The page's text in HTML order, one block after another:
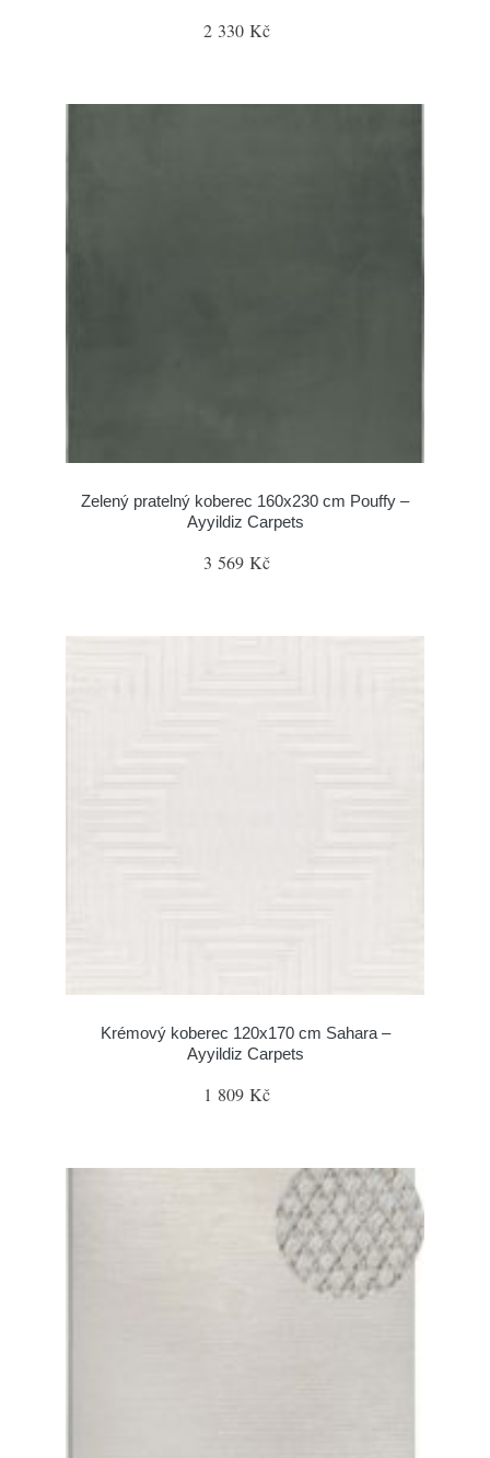
2 330 Kč
Zelený pratelný koberec 160x230 cm Pouffy –
Ayyildiz Carpets
3 569 Kč
Krémový koberec 120x170 cm Sahara –
Ayyildiz Carpets
1 809 Kč